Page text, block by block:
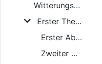
WitterungsKalender 1824.
Erster Theil: PersonalStaat.
Erster Abschnitt. Grosherzogliches Haus
Zweiter Abschnitt. Das Geheime Ministerium.